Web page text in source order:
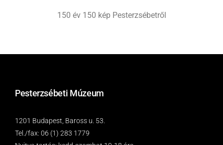
150 év 150 kép Pesterzsébetről
Pesterzsébeti Múzeum
1201 Budapest, Baross u. 53.
Tel./fax: 06 (1) 283 1779